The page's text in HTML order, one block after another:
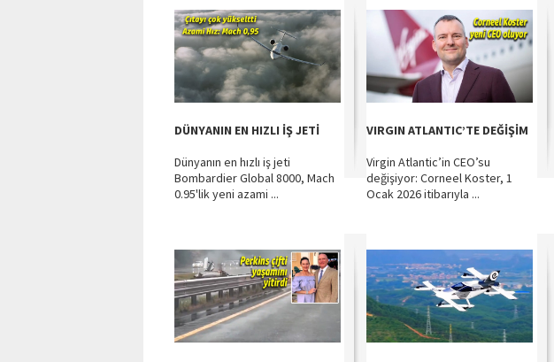
DÜNYANIN EN HIZLI İŞ JETİ
Dünyanın en hızlı iş jeti
Bombardier Global 8000, Mach
0.95'lik yeni azami ...
VIRGIN ATLANTIC’TE DEĞİŞİM
Virgin Atlantic’in CEO’su
değişiyor: Corneel Koster, 1
Ocak 2026 itibarıyla ...